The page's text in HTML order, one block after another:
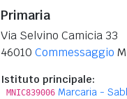
Primaria
Via Selvino Camicia 33
46010 Commessaggio
Istituto principale:
MNIC839006 Marcaria -